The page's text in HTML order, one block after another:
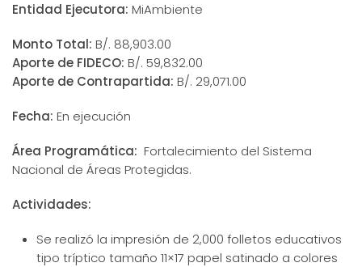
Entidad Ejecutora: MiAmbiente
Monto Total: B/. 88,903.00
Aporte de FIDECO: B/. 59,832.00
Aporte de Contrapartida: B/. 29,071.00
Fecha: En ejecución
Área Programática: Fortalecimiento del Sistema
Nacional de Áreas Protegidas.
Actividades:
Se realizó la impresión de 2,000 folletos educativos
tipo tríptico tamaño 11×17 papel satinado a colores